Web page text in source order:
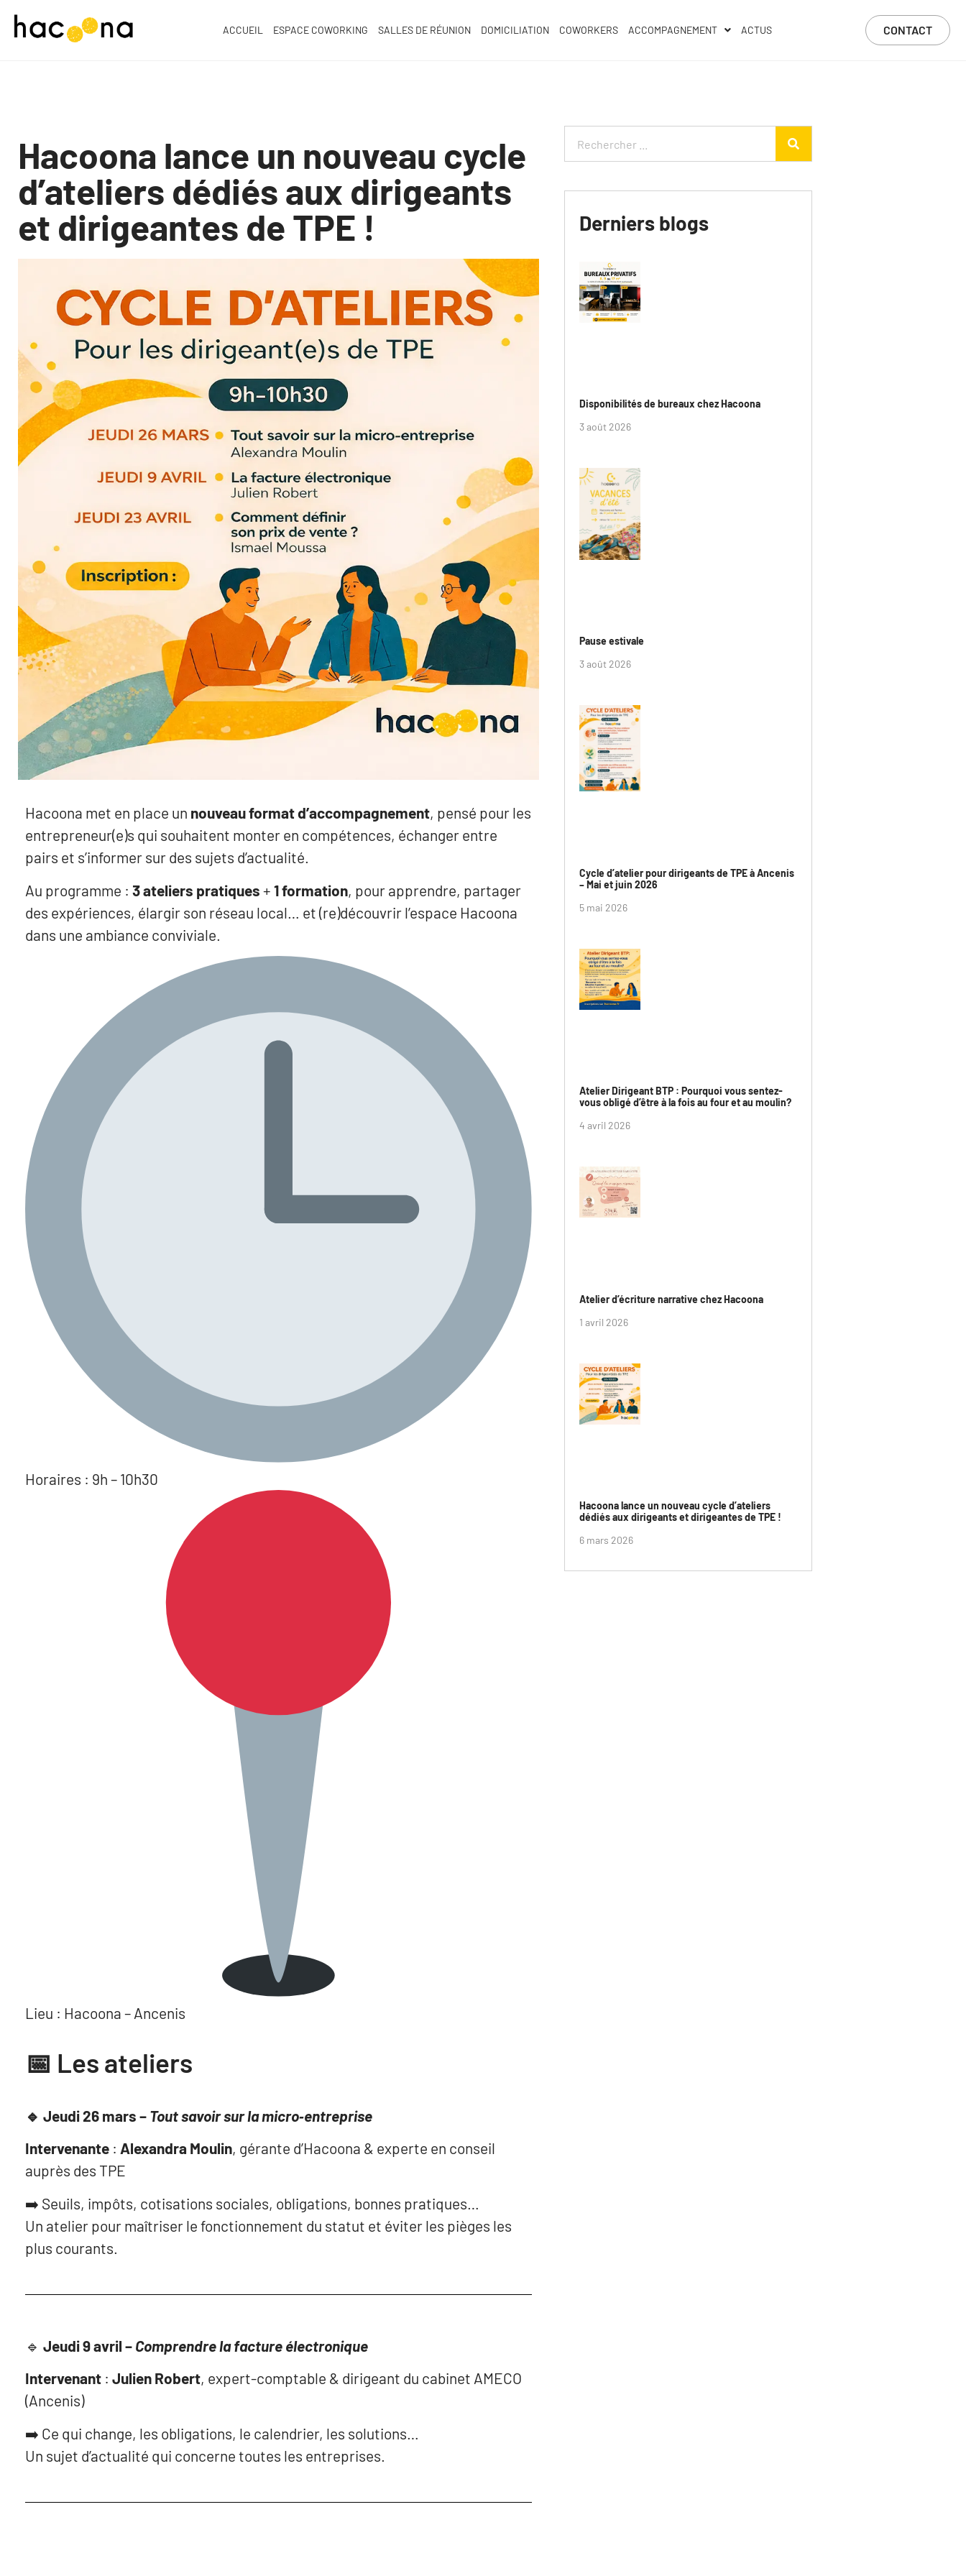
ACCUEIL ESPACE COWORKING SALLES DE RÉUNION DOMICILIATION COWORKERS ACCOMPAGNEMENT ACTUS CONTACT
Hacoona lance un nouveau cycle
d’ateliers dédiés aux dirigeants
et dirigeantes de TPE !
Hacoona met en place un nouveau format d’accompagnement, pensé pour les
entrepreneur(e)s qui souhaitent monter en compétences, échanger entre
pairs et s’informer sur des sujets d’actualité.
Au programme : 3 ateliers pratiques + 1 formation, pour apprendre, partager
des expériences, élargir son réseau local… et (re)découvrir l’espace Hacoona
dans une ambiance conviviale.
Horaires : 9h – 10h30
Lieu : Hacoona – Ancenis
📅 Les ateliers
🔹 Jeudi 26 mars – Tout savoir sur la micro‑entreprise
Intervenante : Alexandra Moulin, gérante d’Hacoona & experte en conseil
auprès des TPE
➡️ Seuils, impôts, cotisations sociales, obligations, bonnes pratiques…
Un atelier pour maîtriser le fonctionnement du statut et éviter les pièges les
plus courants.
🔹 Jeudi 9 avril – Comprendre la facture électronique
Intervenant : Julien Robert, expert-comptable & dirigeant du cabinet AMECO
(Ancenis)
➡️ Ce qui change, les obligations, le calendrier, les solutions…
Un sujet d’actualité qui concerne toutes les entreprises.
Derniers blogs
Disponibilités de bureaux chez Hacoona
3 août 2026
Pause estivale
3 août 2026
Cycle d’atelier pour dirigeants de TPE à Ancenis
– Mai et juin 2026
5 mai 2026
Atelier Dirigeant BTP : Pourquoi vous sentez-
vous obligé d’être à la fois au four et au moulin?
4 avril 2026
Atelier d’écriture narrative chez Hacoona
1 avril 2026
Hacoona lance un nouveau cycle d’ateliers
dédiés aux dirigeants et dirigeantes de TPE !
6 mars 2026